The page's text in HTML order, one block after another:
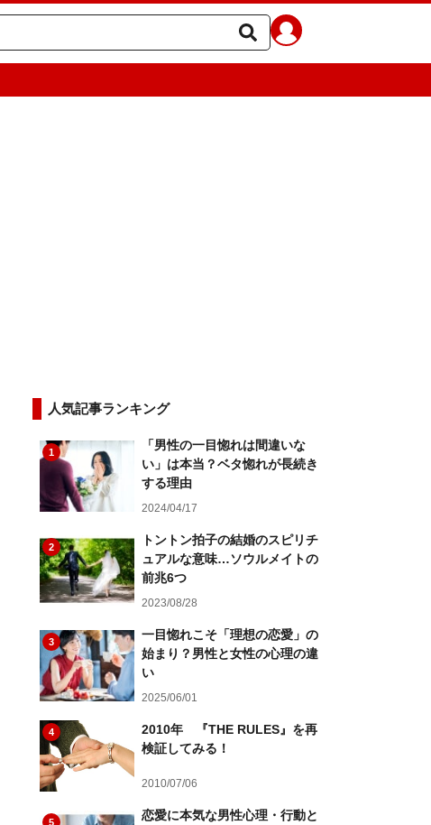
人気記事ランキング
1
「男性の一目惚れは間違いな
い」は本当？ベタ惚れが長続き
する理由
2024/04/17
2
トントン拍子の結婚のスピリチ
ュアルな意味…ソウルメイトの
前兆6つ
2023/08/28
3
一目惚れこそ「理想の恋愛」の
始まり？男性と女性の心理の違
い
2025/06/01
4
2010年 『THE RULES』を再
検証してみる！
2010/07/06
5
恋愛に本気な男性心理・行動と